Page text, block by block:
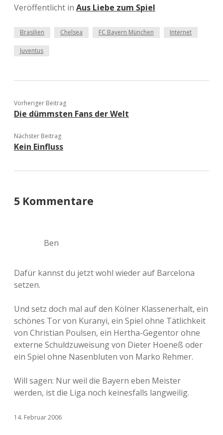
Veröffentlicht in Aus Liebe zum Spiel
Brasilien Chelsea FC Bayern München Internet
Juventus
Vorheriger Beitrag
Die dümmsten Fans der Welt
Nächster Beitrag
Kein Einfluss
5 Kommentare
Ben
Dafür kannst du jetzt wohl wieder auf Barcelona
setzen.
Und setz doch mal auf den Kölner Klassenerhalt, ein
schönes Tor von Kuranyi, ein Spiel ohne Tätlichkeit
von Christian Poulsen, ein Hertha-Gegentor ohne
externe Schuldzuweisung von Dieter Hoeneß oder
ein Spiel ohne Nasenbluten von Marko Rehmer.
Will sagen: Nur weil die Bayern eben Meister
werden, ist die Liga noch keinesfalls langweilig.
14. Februar 2006